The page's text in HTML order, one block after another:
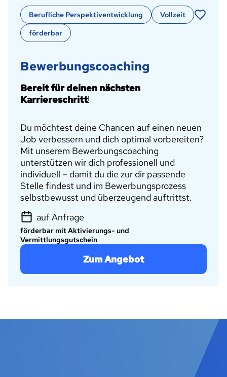
Berufliche Perspektiventwicklung
Vollzeit
förderbar
Bewerbungscoaching
Bereit für deinen nächsten
Karriereschritt!
Du möchtest deine Chancen auf einen neuen
Job verbessern und dich optimal vorbereiten?
Mit unserem Bewerbungscoaching
unterstützen wir dich professionell und
individuell – damit du die zur dir passende
Stelle findest und im Bewerbungsprozess
selbstbewusst und überzeugend auftrittst.
auf Anfrage
förderbar mit Aktivierungs- und
Vermittlungsgutschein
Zum Angebot